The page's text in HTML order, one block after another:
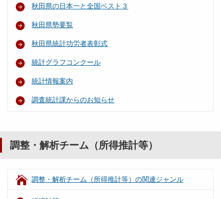
秋田県の日本一と全国ベスト３
秋田県勢要覧
秋田県統計功労者表彰式
統計グラフコンクール
統計情報案内
調査統計課からのお知らせ
調整・解析チーム（所得推計等）
調整・解析チーム（所得推計等）の関連ジャンル